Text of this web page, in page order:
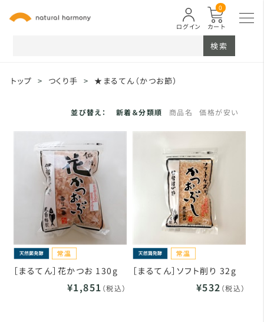
カート
0
ログイン
検索
トップ > つくり手 > ★まるてん（かつお節）
並び替え： 新着＆分類順 商品名 価格が安い
［まるてん］花かつお 130g
¥1,851 （税込）
［まるてん］ソフト削り 32g
¥532 （税込）